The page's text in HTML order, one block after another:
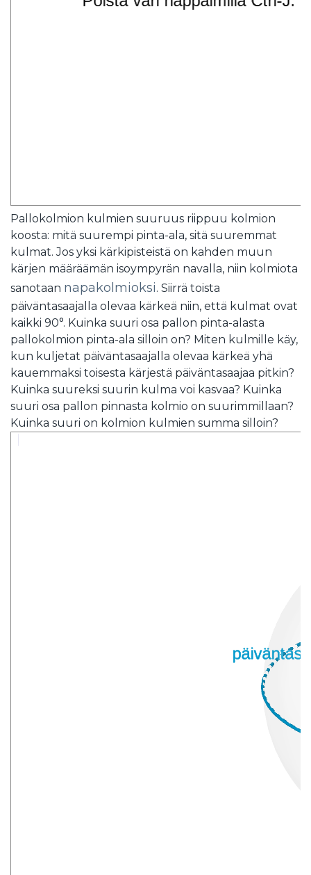
Pallokolmion kulmien suuruus riippuu kolmion
koosta: mitä suurempi pinta-ala, sitä suuremmat
kulmat. Jos yksi kärkipisteistä on kahden muun
kärjen määräämän isoympyrän navalla, niin kolmiota
sanotaan napakolmioksi. Siirrä toista
päiväntasaajalla olevaa kärkeä niin, että kulmat ovat
kaikki 90°. Kuinka suuri osa pallon pinta-alasta
pallokolmion pinta-ala silloin on? Miten kulmille käy,
kun kuljetat päiväntasaajalla olevaa kärkeä yhä
kauemmaksi toisesta kärjestä päiväntasaajaa pitkin?
Kuinka suureksi suurin kulma voi kasvaa? Kuinka
suuri osa pallon pinnasta kolmio on suurimmillaan?
Kuinka suuri on kolmion kulmien summa silloin?